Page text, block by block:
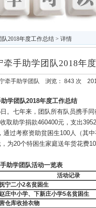
2018年度工作总结 > 详情
牵手助学团队2018年
牵手助学团队 浏览：843 次
队2018年度工作总结
七年来，团队所有队员携手同
取助学捐款460400元，支出
过考察资助贫困生100人（其
为20个特困生家庭送年货花费
助学团队活动一览表
活动记录
宁二小2名贫困生
庄中小学、下新庄小学5名贫困生
仓库收拾衣物